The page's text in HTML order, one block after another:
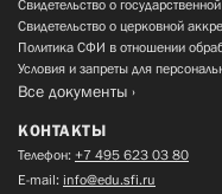
Свидетельство о
Свидетельство о церковной
Политика СФИ в отношении
Условия и запреты для
Все документы
КОНТАКТЫ
Телефон: +7 495 623 03 80
E-mail: info@edu.sfi.ru